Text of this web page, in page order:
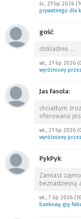
śr., 29 lip 2026
prywatnego dla
gość:
dokładnie …
wt., 21 lip 2026
wyróżniony
Jas Fasola:
chciałbym
oferowana
wt., 21 lip 2026
wyróżniony
PykPyk:
Zamiast
beznadziejną
wt., 7 lip 2026
bankową grę